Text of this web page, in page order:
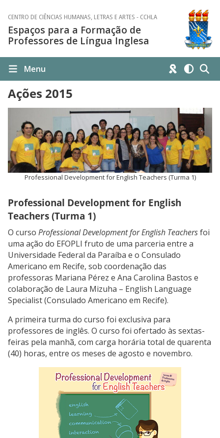
CENTRO DE CIÊNCIAS HUMANAS, LETRAS E ARTES - CCHLA
Espaços para a Formação de
Professores de Língua Inglesa
Menu
Ações 2015
Professional Development for English Teachers (Turma 1)
Professional Development for English
Teachers (Turma 1)
O curso Professional Development for English Teachersfoi
uma ação do EFOPLI fruto de uma parceria entre a
Universidade Federal da Paraíba e o Consulado
Americano em Recife, sob coordenação das
professoras Mariana Pérez e Ana Carolina Bastos e
colaboração de Laura Mizuha – English Language
Specialist (Consulado Americano em Recife).
A primeira turma do curso foi exclusiva para
professores de inglês. O curso foi ofertado às sextas-
feiras pela manhã, com carga horária total de quarenta
(40) horas, entre os meses de agosto e novembro.